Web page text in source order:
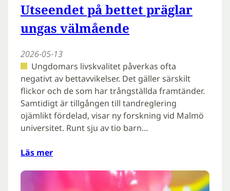
Utseendet på bettet präglar
ungas välmående
2026-05-13
Ungdomars livskvalitet påverkas ofta
negativt av bettavvikelser. Det gäller särskilt
flickor och de som har trångställda framtänder.
Samtidigt är tillgången till tandreglering
ojämlikt fördelad, visar ny forskning vid Malmö
universitet. Runt sju av tio barn…
Läs mer